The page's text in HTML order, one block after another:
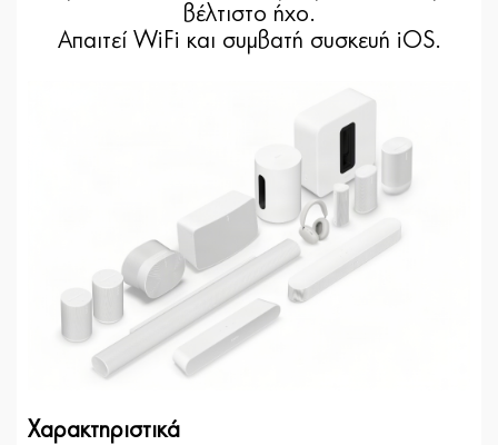
βέλτιστο ήχο.
Απαιτεί WiFi και συμβατή συσκευή iOS.
Χαρακτηριστικά